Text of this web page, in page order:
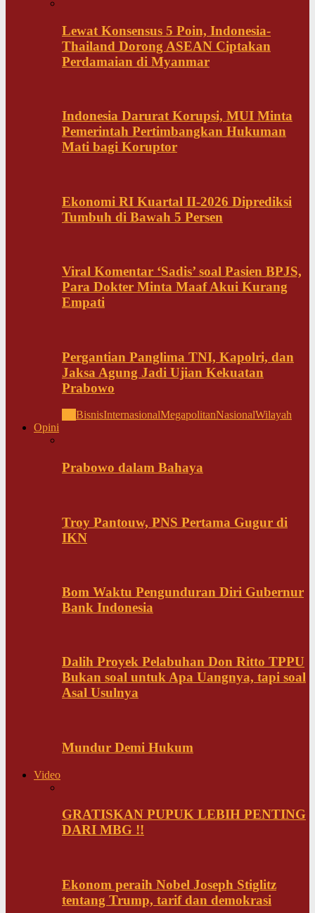
Lewat Konsensus 5 Poin, Indonesia-
Thailand Dorong ASEAN Ciptakan
Perdamaian di Myanmar
Indonesia Darurat Korupsi, MUI Minta
Pemerintah Pertimbangkan Hukuman
Mati bagi Koruptor
Ekonomi RI Kuartal II-2026 Diprediksi
Tumbuh di Bawah 5 Persen
Viral Komentar ‘Sadis’ soal Pasien BPJS,
Para Dokter Minta Maaf Akui Kurang
Empati
Pergantian Panglima TNI, Kapolri, dan
Jaksa Agung Jadi Ujian Kekuatan
Prabowo
BisnisInternasionalMegapolitanNasionalWilayah
Opini
Prabowo dalam Bahaya
Troy Pantouw, PNS Pertama Gugur di
IKN
Bom Waktu Pengunduran Diri Gubernur
Bank Indonesia
Dalih Proyek Pelabuhan Don Ritto TPPU
Bukan soal untuk Apa Uangnya, tapi soal
Asal Usulnya
Mundur Demi Hukum
Video
GRATISKAN PUPUK LEBIH PENTING
DARI MBG !!
Ekonom peraih Nobel Joseph Stiglitz
tentang Trump, tarif dan demokrasi